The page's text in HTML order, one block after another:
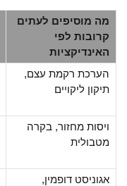
מה מוסיפים לעתים
קרובות לפי
האינדיקציות
הערכת רקמת עצם,
תיקון ליקויים
ויסות מחזור, בקרה
מטבולית
אגוניסט דופמין,